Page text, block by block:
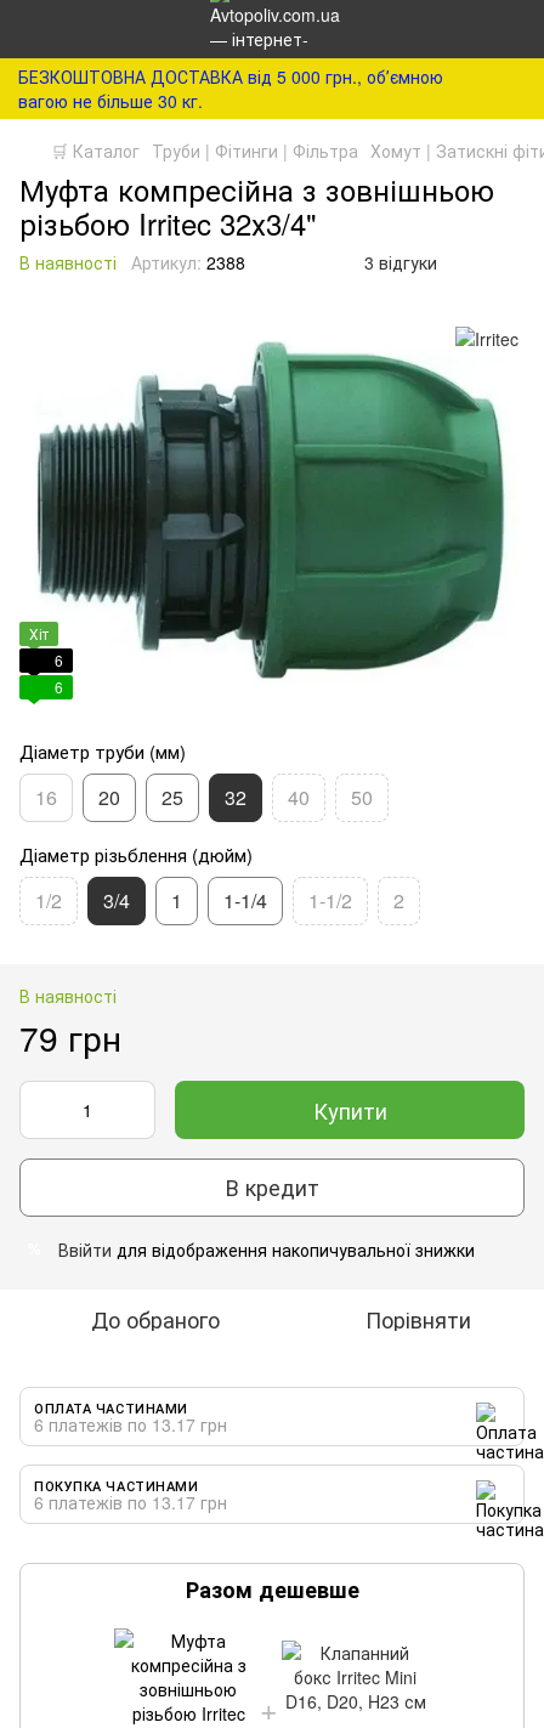
БЕЗКОШТОВНА ДОСТАВКА від 5 000 грн., обʼємною
вагою не більше 30 кг.
🛒 Каталог Труби | Фітинги | Фільтра Хомут | Затискні
Муфта компресійна з зовнішньою
різьбою Irritec 32х3/4"
В наявності Артикул: 2388 3 відгуки
Хіт
6
6
Діаметр труби (мм)
16 20 25 32 40 50
Діаметр різьблення (дюйм)
1/2 3/4 1 1-1/4 1-1/2 2
В наявності
79 грн
Купити
В кредит
Ввійти для відображення накопичувальної знижки
До обраного Порівняти
ОПЛАТА ЧАСТИНАМИ
6 платежів по 13.17 грн
ПОКУПКА ЧАСТИНАМИ
6 платежів по 13.17 грн
Разом дешевше